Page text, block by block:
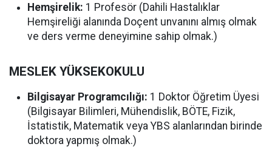
Hemşirelik: 1 Profesör (Dahili Hastalıklar
Hemşireliği alanında Doçent unvanını almış olmak
ve ders verme deneyimine sahip olmak.)
MESLEK YÜKSEKOKULU
Bilgisayar Programcılığı: 1 Doktor Öğretim Üyesi
(Bilgisayar Bilimleri, Mühendislik, BÖTE, Fizik,
İstatistik, Matematik veya YBS alanlarından birinde
doktora yapmış olmak.)